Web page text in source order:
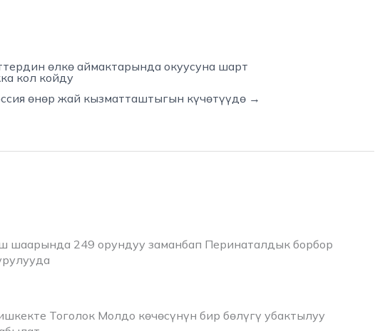
өлкө аймактарында окуусуна шарт
кол койду
өнөр жай кызматташтыгын күчөтүүдө →
шаарында 249 орундуу заманбап Перинаталдык борбор
Тоголок Молдо көчөсүнүн бир бөлүгү убактылуу